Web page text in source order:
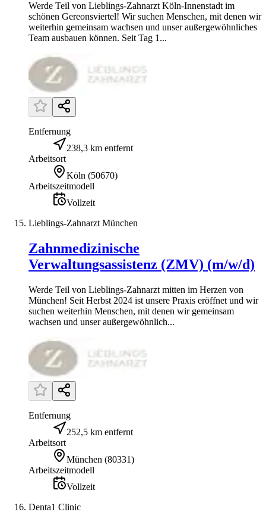
Werde Teil von Lieblings-Zahnarzt Köln-Innenstadt im
schönen Gereonsviertel! Wir suchen Menschen, mit denen wir
weiterhin gemeinsam wachsen und unser außergewöhnliches
Team ausbauen können. Seit Tag 1...
Entfernung
238,3 km entfernt
Arbeitsort
Köln (50670)
Arbeitszeitmodell
Vollzeit
Lieblings-Zahnarzt München
Zahnmedizinische
Verwaltungsassistenz (ZMV) (m/w/d)
Werde Teil von Lieblings-Zahnarzt mitten im Herzen von
München! Seit Herbst 2024 ist unsere Praxis eröffnet und wir
suchen weiterhin Menschen, mit denen wir gemeinsam
wachsen und unser außergewöhnlich...
Entfernung
252,5 km entfernt
Arbeitsort
München (80331)
Arbeitszeitmodell
Vollzeit
Denta1 Clinic